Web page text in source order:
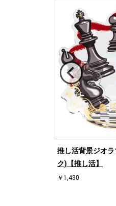
推し活背景ジオ
ク)【推し活】
￥1,430